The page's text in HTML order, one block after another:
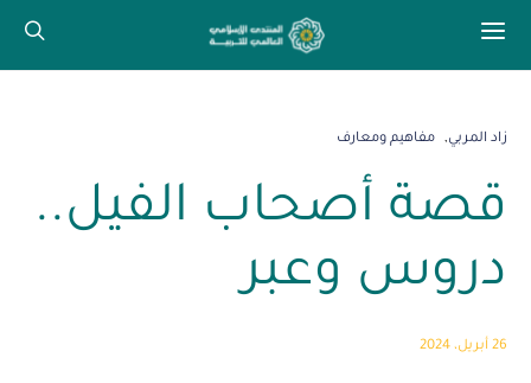
زاد المربي مفاهيم ومعارف
قصة أصحاب الفيل..
دروس وعبر
26 أبريل، 2024